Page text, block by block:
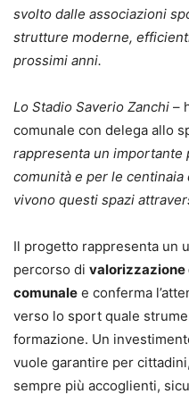
svolto dalle associazioni
strutture moderne,
prossimi anni.
Lo Stadio Saverio Zanchi –
comunale con delega allo
rappresenta un
comunità e per le
vivono questi spazi
Il progetto rappresenta un
percorso di valorizzazione
comunale e conferma
verso lo sport quale
formazione. Un
vuole garantire per
sempre più accoglienti,